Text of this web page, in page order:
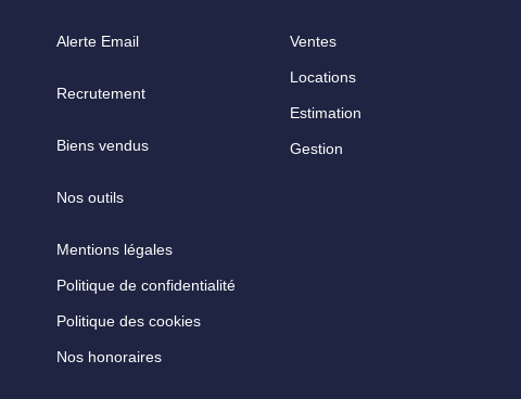
Alerte Email
Recrutement
Biens vendus
Nos outils
Mentions légales
Politique de confidentialité
Politique des cookies
Nos honoraires
Ventes
Locations
Estimation
Gestion